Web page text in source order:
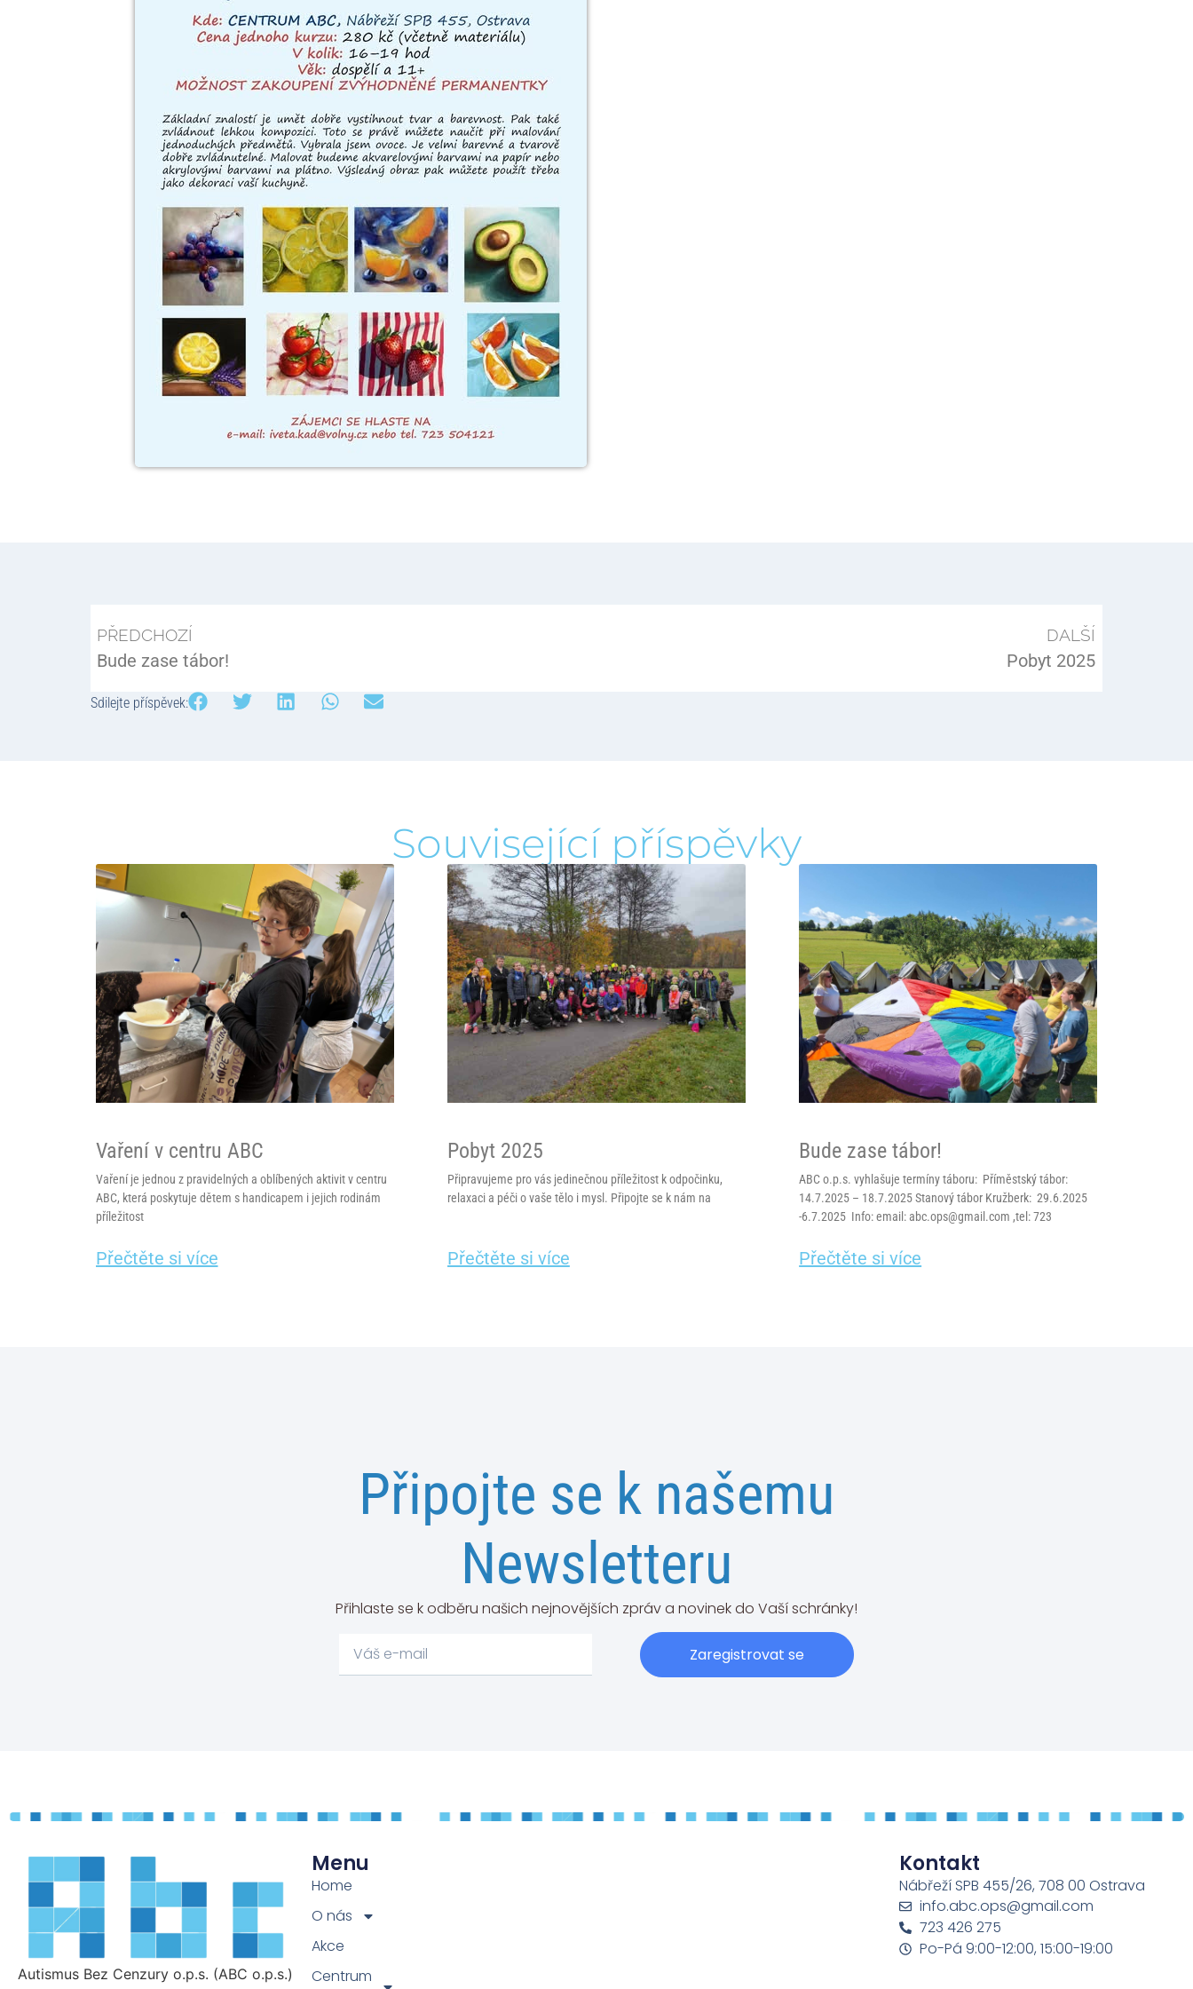
PŘEDCHOZÍ
Bude zase tábor!
DALŠÍ
Pobyt 2025
Sdilejte příspěvek:
Související příspěvky
Vaření v centru ABC
Vaření je jednou z pravidelných a oblíbených aktivit v centru
ABC, která poskytuje dětem s handicapem i jejich rodinám
příležitost
Přečtěte si více
Pobyt 2025
Připravujeme pro vás jedinečnou příležitost k odpočinku,
relaxaci a péči o vaše tělo i mysl. Připojte se k nám na
Přečtěte si více
Bude zase tábor!
ABC o.p.s. vyhlašuje termíny táboru: Příměstský tábor:
14.7.2025 – 18.7.2025 Stanový tábor Kružberk: 29.6.2025
-6.7.2025 Info: email: abc.ops@gmail.com ,tel: 723
Přečtěte si více
Připojte se k našemu
Newsletteru
Přihlaste se k odběru našich nejnovějších zpráv a novinek do Vaší schránky!
Zaregistrovat se
Autismus Bez Cenzury o.p.s. (ABC o.p.s.)
Menu
Home
O nás
Akce
Centrum
Kontakt
Nábřeží SPB 455/26, 708 00 Ostrava
info.abc.ops@gmail.com
723 426 275
Po-Pá 9:00-12:00, 15:00-19:00